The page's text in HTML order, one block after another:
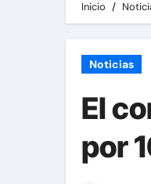
Inicio
Noticias
El
por